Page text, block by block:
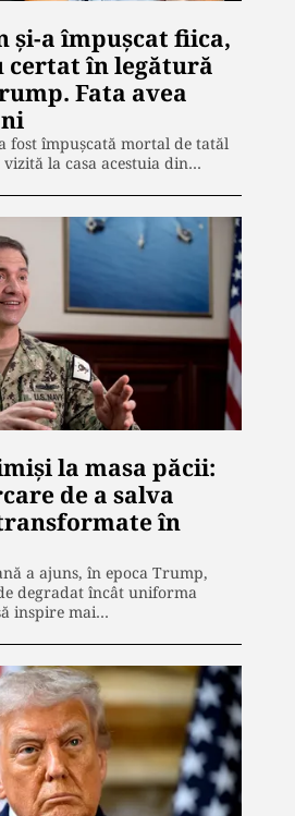
și-a împușcat fiica,
certat în legătură
Fata avea
fost împușcată mortal de tatăl
la casa acestuia din…
la masa păcii:
de a salva
în
a ajuns, în epoca Trump,
degradat încât uniforma
inspire mai…